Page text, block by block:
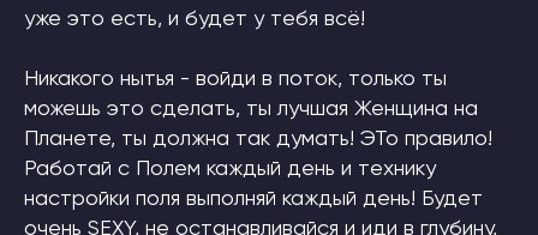
уже это есть, и будет у тебя всё!
Никакого нытья - войди в поток, только ты
можешь это сделать, ты лучшая Женщина на
Планете, ты должна так думать! ЭТо правило!
Работай с Полем каждый день и технику
настройки поля выполняй каждый день! Будет
очень SEXY, не останавливайся и иди в глубину,